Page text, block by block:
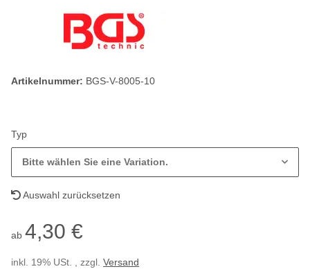
Artikelnummer: BGS-V-8005-10
Typ
Bitte wählen Sie eine Variation.
Auswahl zurücksetzen
ab 4,30 €
inkl. 19% USt. , zzgl. Versand